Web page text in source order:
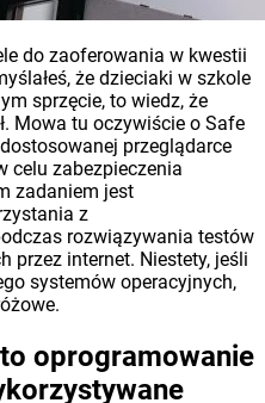
do zaoferowania w kwestii
że dzieciaki w szkole
sprzęcie, to wiedz, że
Mowa tu oczywiście o Safe
przeglądarce
celu zabezpieczenia
zadaniem jest
z
rozwiązywania testów
przez internet. Niestety, jeśli
systemów operacyjnych,
oprogramowanie